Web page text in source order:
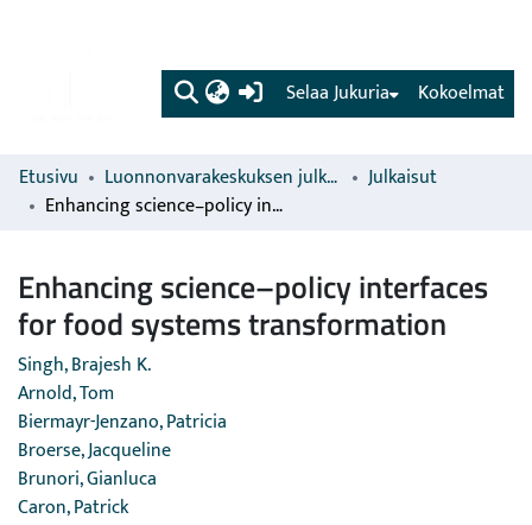
(current) Kokoelmat
Selaa Jukuria
Etusivu Luonnonvarakeskuksen julkaisut
Julkaisut
Enhancing science–policy interfaces for food systems transformation
Enhancing science–policy interfaces
for food systems transformation
Singh, Brajesh K.
Arnold, Tom
Biermayr-Jenzano, Patricia
Broerse, Jacqueline
Brunori, Gianluca
Caron, Patrick